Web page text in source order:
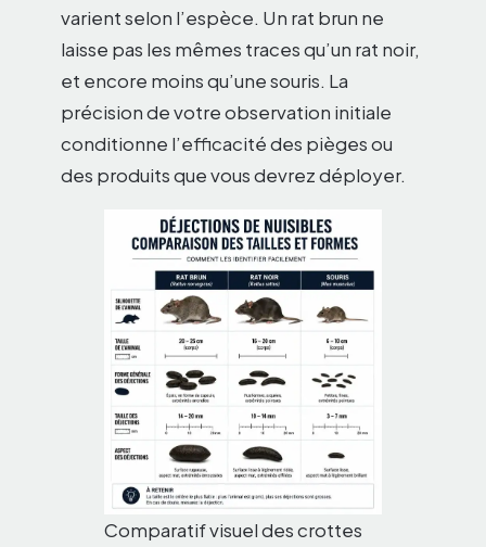
varient selon l’espèce. Un rat brun ne
laisse pas les mêmes traces qu’un rat noir,
et encore moins qu’une souris. La
précision de votre observation initiale
conditionne l’efficacité des pièges ou
des produits que vous devrez déployer.
Comparatif visuel des crottes